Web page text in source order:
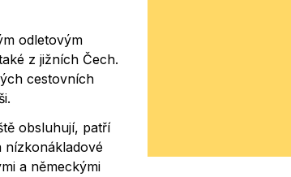
odletovým
z jižních Čech.
cestovních
obsluhují, patří
nízkonákladové
a německými